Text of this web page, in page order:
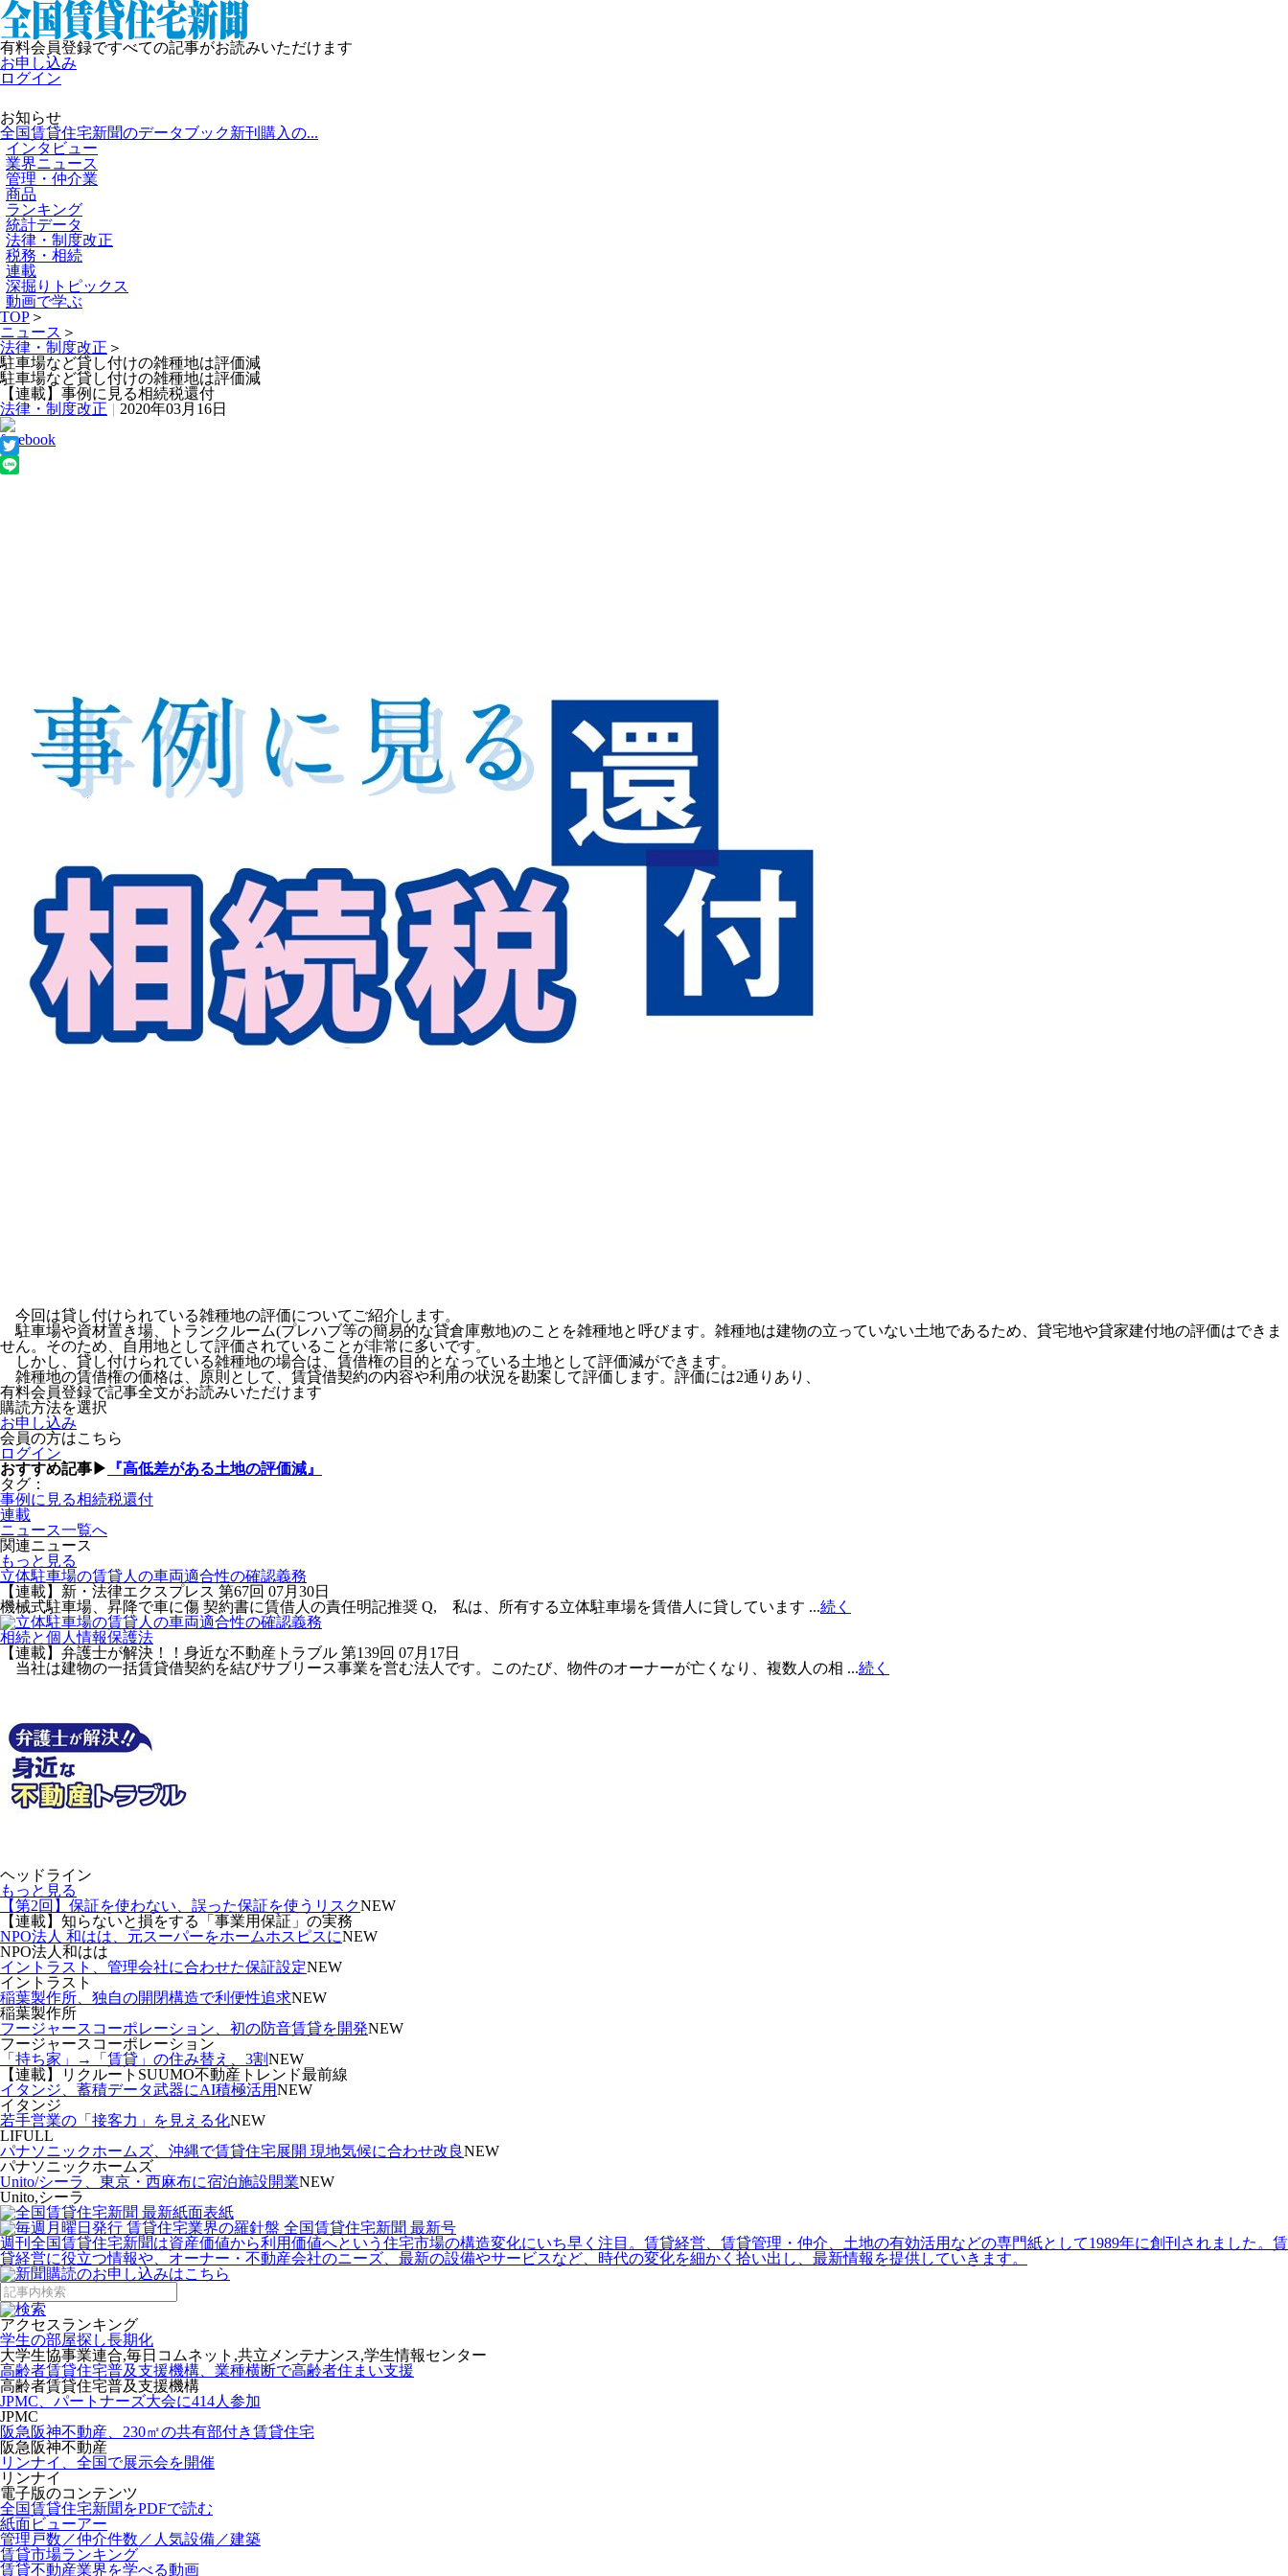
有料会員登録ですべての記事がお読みいただけます
お申し込み
ログイン
お知らせ
全国賃貸住宅新聞のデータブック新刊購入の...
インタビュー
業界ニュース
管理・仲介業
商品
ランキング
統計データ
法律・制度改正
税務・相続
連載
深掘りトピックス
動画で学ぶ
TOP ＞
ニュース ＞
法律・制度改正 ＞
駐車場など貸し付けの雑種地は評価減
駐車場など貸し付けの雑種地は評価減
【連載】事例に見る相続税還付
法律・制度改正 | 2020年03月16日
今回は貸し付けられている雑種地の評価についてご紹介します。
駐車場や資材置き場、トランクルーム(プレハブ等の簡易的な貸倉庫敷地)のことを雑種地と呼びます。雑種地は建物の立っていない土地であるため、貸宅地や貸家建付地の評価はできま
せん。そのため、自用地として評価されていることが非常に多いです。
しかし、貸し付けられている雑種地の場合は、賃借権の目的となっている土地として評価減ができます。
雑種地の賃借権の価格は、原則として、賃貸借契約の内容や利用の状況を勘案して評価します。評価には2通りあり、
有料会員登録で記事全文がお読みいただけます
購読方法を選択
お申し込み
会員の方はこちら
ログイン
おすすめ記事▶
『高低差がある土地の評価減』
タグ：
事例に見る相続税還付
連載
ニュース一覧へ
関連ニュース
もっと見る
立体駐車場の賃貸人の車両適合性の確認義務
【連載】新・法律エクスプレス 第67回 07月30日
機械式駐車場、昇降で車に傷 契約書に賃借人の責任明記推奨 Q, 私は、所有する立体駐車場を賃借人に貸しています ...続く
相続と個人情報保護法
【連載】弁護士が解決！！身近な不動産トラブル 第139回 07月17日
当社は建物の一括賃貸借契約を結びサブリース事業を営む法人です。このたび、物件のオーナーが亡くなり、複数人の相 ...続く
ヘッドライン
もっと見る
【第2回】保証を使わない、誤った保証を使うリスクNEW
【連載】知らないと損をする「事業用保証」の実務
NPO法人 和はは、元スーパーをホームホスピスにNEW
NPO法人和はは
イントラスト、管理会社に合わせた保証設定NEW
イントラスト
稲葉製作所、独自の開閉構造で利便性追求NEW
稲葉製作所
フージャースコーポレーション、初の防音賃貸を開発NEW
フージャースコーポレーション
「持ち家」→「賃貸」の住み替え、3割NEW
【連載】リクルートSUUMO不動産トレンド最前線
イタンジ、蓄積データ武器にAI積極活用NEW
イタンジ
若手営業の「接客力」を見える化NEW
LIFULL
パナソニックホームズ、沖縄で賃貸住宅展開 現地気候に合わせ改良NEW
パナソニックホームズ
Unito/シーラ、東京・西麻布に宿泊施設開業NEW
Unito,シーラ
週刊全国賃貸住宅新聞は資産価値から利用価値へという住宅市場の構造変化にいち早く注目。賃貸経営、賃貸管理・仲介、土地の有効活用などの専門紙として1989年に創刊されました。賃
貸経営に役立つ情報や、オーナー・不動産会社のニーズ、最新の設備やサービスなど、時代の変化を細かく拾い出し、最新情報を提供していきます。
アクセスランキング
学生の部屋探し長期化
大学生協事業連合,毎日コムネット,共立メンテナンス,学生情報センター
高齢者賃貸住宅普及支援機構、業種横断で高齢者住まい支援
高齢者賃貸住宅普及支援機構
JPMC、パートナーズ大会に414人参加
JPMC
阪急阪神不動産、230㎡の共有部付き賃貸住宅
阪急阪神不動産
リンナイ、全国で展示会を開催
リンナイ
電子版のコンテンツ
全国賃貸住宅新聞をPDFで読む
紙面ビューアー
管理戸数／仲介件数／人気設備／建築
賃貸市場ランキング
賃貸不動産業界を学べる動画